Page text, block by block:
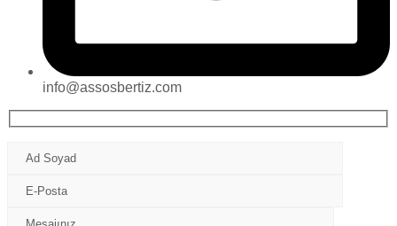
info@assosbertiz.com